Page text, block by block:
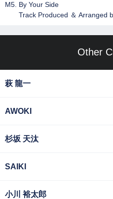
M5. By Your Side
Track Produced ＆ Arranged
Other
萩 龍一
AWOKI
杉坂 天汰
SAIKI
小川 裕太郎